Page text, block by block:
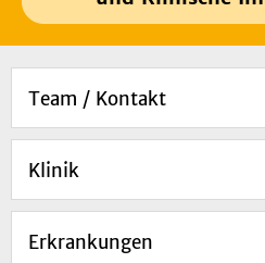
Team / Kontakt
Klinik
Erkrankungen